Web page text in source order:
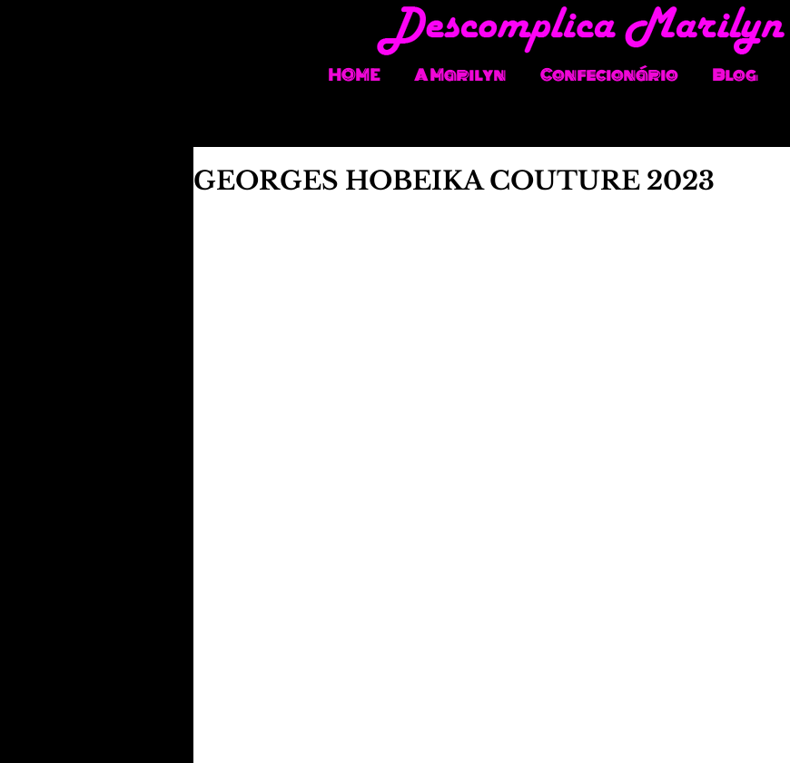
HOME A Marilyn Confecionário Blog
GEORGES HOBEIKA COUTURE 2023